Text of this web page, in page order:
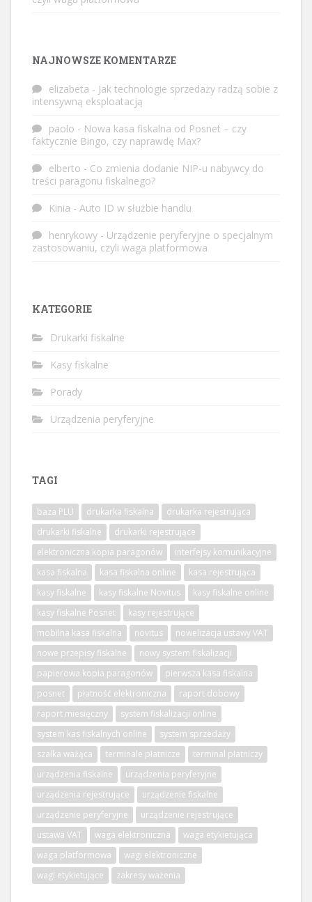
NAJNOWSZE KOMENTARZE
elizabeta - Jak technologie sprzedaży radzą sobie z
intensywną eksploatacją
paolo - Nowa kasa fiskalna od Posnet – czy
faktycznie Bingo, czy naprawdę Max?
elberto - Co zmienia dodanie NIP-u nabywcy do
treści paragonu fiskalnego?
Kinia - Auto ID w służbie handlu
henrykowy - Urządzenie peryferyjne o specjalnym
zastosowaniu, czyli waga platformowa
KATEGORIE
Drukarki fiskalne
Kasy fiskalne
Porady
Urządzenia peryferyjne
TAGI
baza PLU drukarka fiskalna
drukarka rejestrująca
drukarki fiskalne
drukarki rejestrujące
elektroniczna kopia paragonów
interfejsy komunikacyjne
kasa fiskalna
kasa fiskalna online
kasa rejestrująca
kasy fiskalne
kasy fiskalne Novitus
kasy fiskalne online
kasy fiskalne Posnet
kasy rejestrujące
mobilna kasa fiskalna
novitus
nowelizacja ustawy VAT
nowe przepisy fiskalne
nowy system fiskalizacji
papierowa kopia paragonów
pierwsza kasa fiskalna
posnet
płatność elektroniczna
raport dobowy
raport miesięczny
system fiskalizacji online
system kas fiskalnych online
system sprzedaży
szalka ważąca
terminale płatnicze
terminal płatniczy
urządzenia fiskalne
urządzenia peryferyjne
urządzenia rejestrujące
urządzenie fiskalne
urządzenie peryferyjne
urządzenie rejestrujące
ustawa VAT
waga elektroniczna
waga etykietująca
waga platformowa
wagi elektroniczne
wagi etykietujące
zakresy ważenia